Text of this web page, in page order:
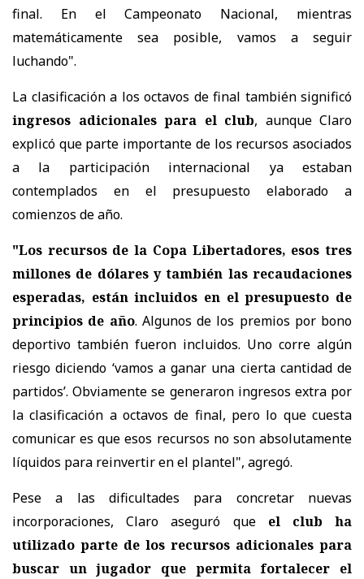
final. En el Campeonato Nacional, mientras
matemáticamente sea posible, vamos a seguir
luchando".
La clasificación a los octavos de final también significó
ingresos adicionales para el club, aunque Claro
explicó que parte importante de los recursos asociados
a la participación internacional ya estaban
contemplados en el presupuesto elaborado a
comienzos de año.
"Los recursos de la Copa Libertadores, esos tres
millones de dólares y también las recaudaciones
esperadas, están incluidos en el presupuesto de
principios de año. Algunos de los premios por bono
deportivo también fueron incluidos. Uno corre algún
riesgo diciendo ‘vamos a ganar una cierta cantidad de
partidos’. Obviamente se generaron ingresos extra por
la clasificación a octavos de final, pero lo que cuesta
comunicar es que esos recursos no son absolutamente
líquidos para reinvertir en el plantel", agregó.
Pese a las dificultades para concretar nuevas
incorporaciones, Claro aseguró que el club ha
utilizado parte de los recursos adicionales para
buscar un jugador que permita fortalecer el